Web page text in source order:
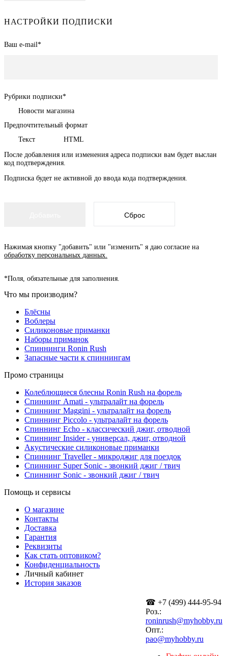
НАСТРОЙКИ ПОДПИСКИ
Ваш e-mail*
Рубрики подписки*
Новости магазина
Предпочтительный формат
Текст
HTML
После добавления или изменения адреса подписки вам будет выслан
код подтверждения.
Подписка будет не активной до ввода кода подтверждения.
Нажимая кнопку "добавить" или "изменить" я даю согласие на
обработку персональных данных.
*Поля, обязательные для заполнения.
Что мы производим?
Блёсны
Воблеры
Силиконовые приманки
Наборы приманок
Спиннинги Ronin Rush
Запасные части к спиннингам
Промо страницы
Колеблющиеся блесны Ronin Rush на форель
Спиннинг Amati - ультралайт на форель
Спиннинг Maggini - ультралайт на форель
Спиннинг Piccolo - ультралайт на форель
Спиннинг Echo - классический джиг, отводной
Спиннинг Insider - универсал, джиг, отводной
Акустические силиконовые приманки
Спиннинг Traveller - микроджиг для поездок
Спиннинг Super Sonic - звонкий джиг / твич
Спиннинг Sonic - звонкий джиг / твич
Помощь и сервисы
О магазине
Контакты
Доставка
Гарантия
Реквизиты
Как стать оптовиком?
Конфиденциальность
Личный кабинет
История заказов
☎ +7 (499) 444-95-94
Роз.:
roninrush@myhobby.ru
Опт.:
pao@myhobby.ru